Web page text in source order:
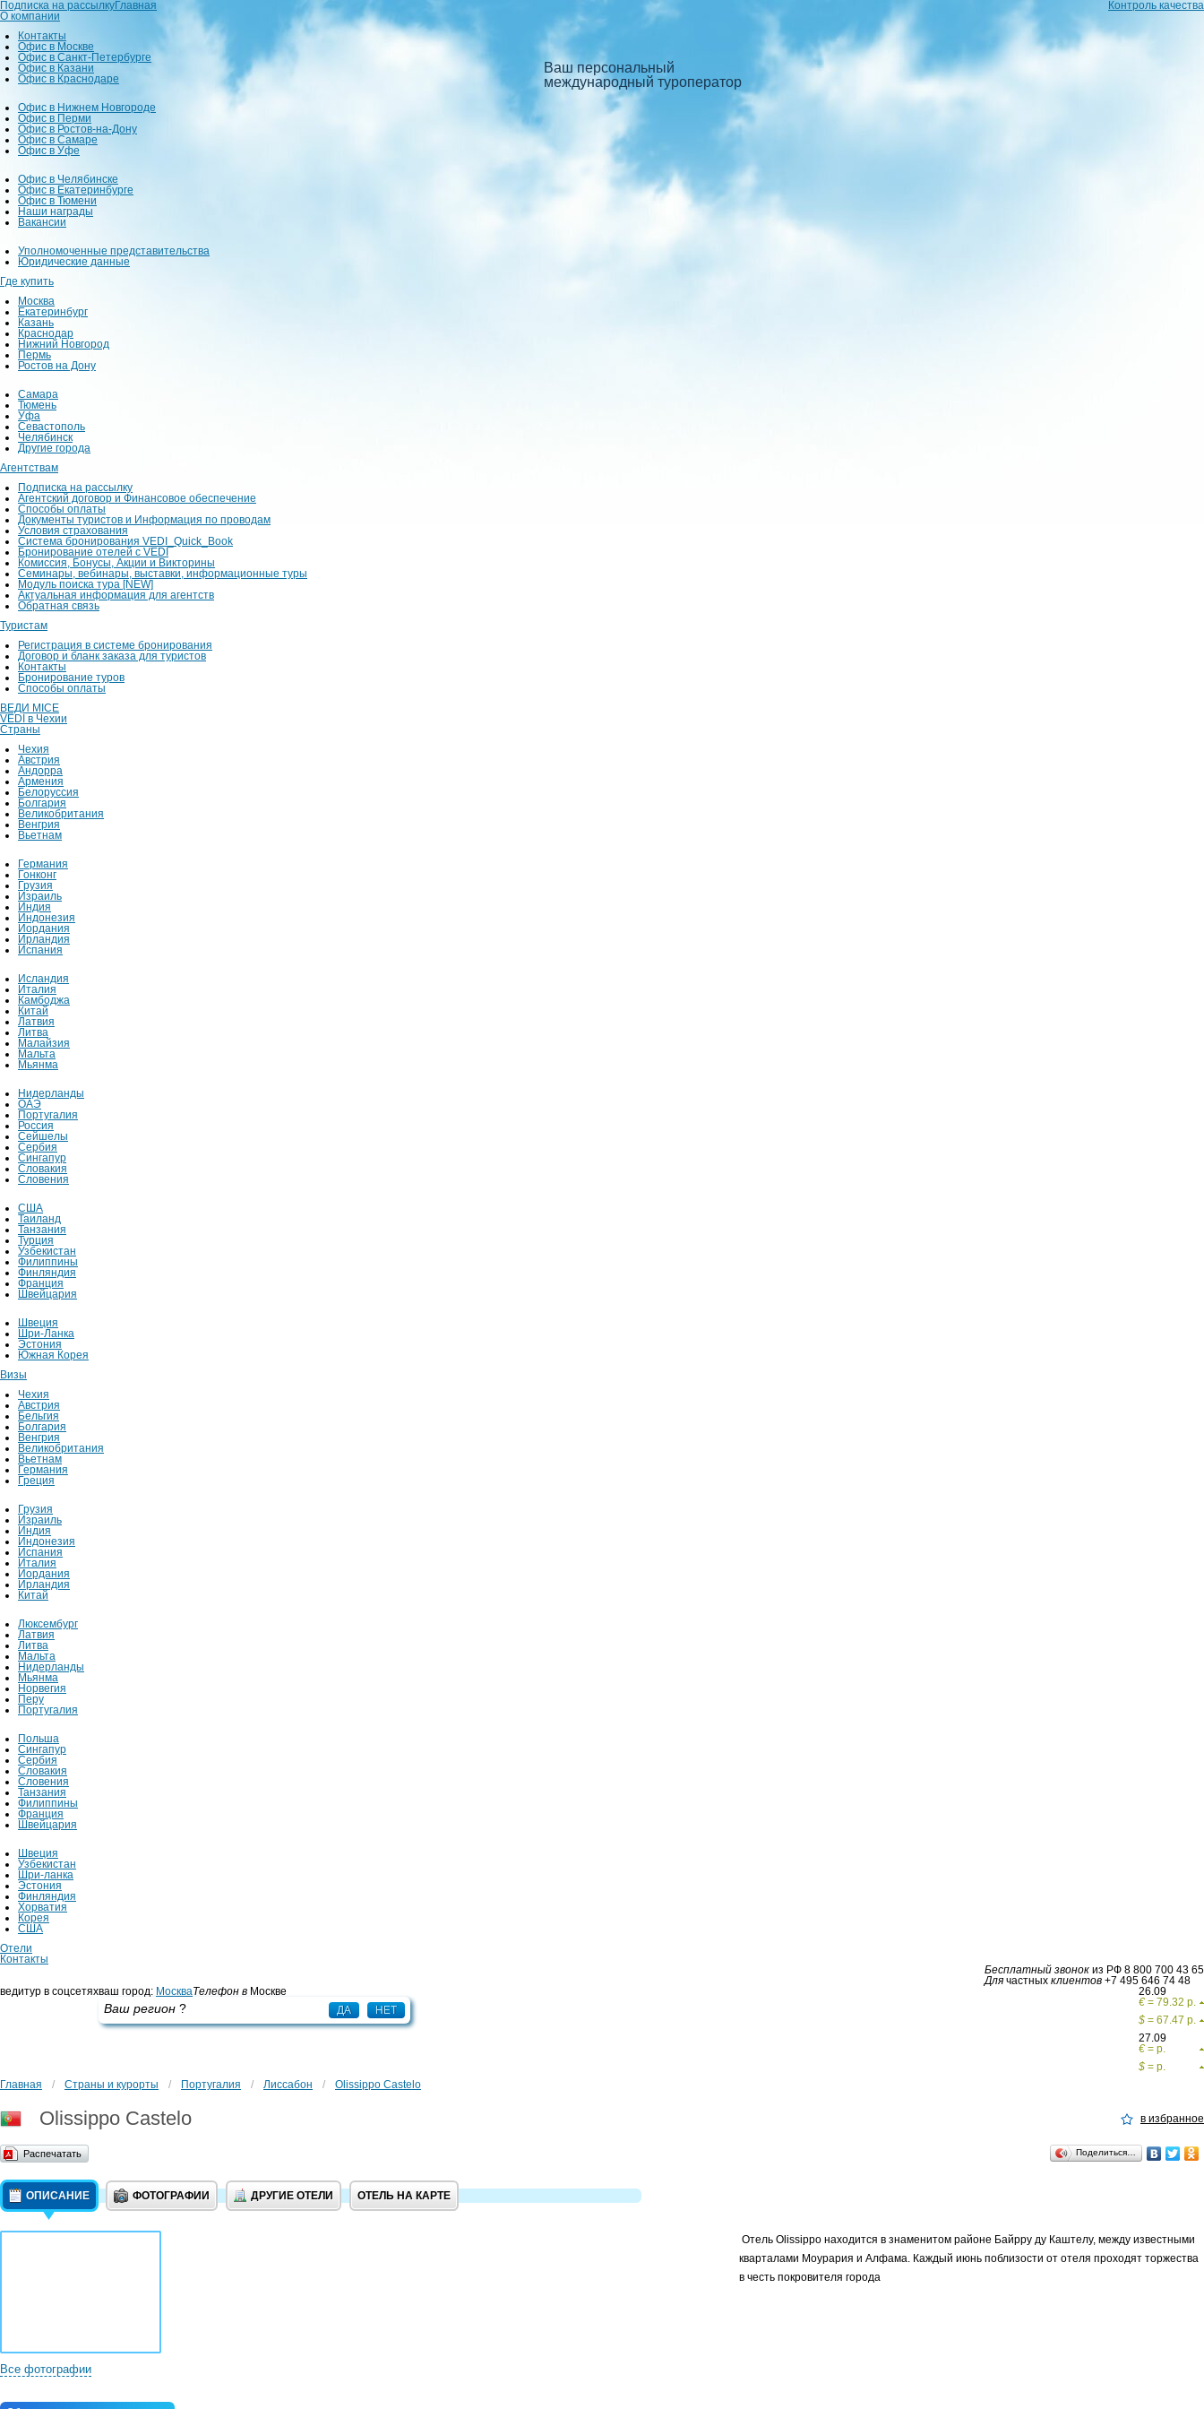
Подписка на рассылку Контроль качества
Главная
О компании
Контакты
Офис в Москве
Офис в Санкт-Петербурге
Офис в Казани
Офис в Краснодаре
Офис в Нижнем Новгороде
Офис в Перми
Офис в Ростов-на-Дону
Офис в Самаре
Офис в Уфе
Офис в Челябинске
Офис в Екатеринбурге
Офис в Тюмени
Наши награды
Вакансии
Уполномоченные представительства
Юридические данные
Где купить
Москва
Екатеринбург
Казань
Краснодар
Нижний Новгород
Пермь
Ростов на Дону
Самара
Тюмень
Уфа
Севастополь
Челябинск
Другие города
Агентствам
Подписка на рассылку
Агентский договор и Финансовое обеспечение
Способы оплаты
Документы туристов и Информация по проводам
Условия страхования
Система бронирования VEDI_Quick_Book
Бронирование отелей с VEDI
Комиссия, Бонусы, Акции и Викторины
Семинары, вебинары, выставки, информационные туры
Модуль поиска тура [NEW]
Актуальная информация для агентств
Обратная связь
Туристам
Регистрация в системе бронирования
Договор и бланк заказа для туристов
Контакты
Бронирование туров
Способы оплаты
ВЕДИ MICE
VEDI в Чехии
Страны
Чехия
Австрия
Андорра
Армения
Белоруссия
Болгария
Великобритания
Венгрия
Вьетнам
Германия
Гонконг
Грузия
Израиль
Индия
Индонезия
Иордания
Ирландия
Испания
Исландия
Италия
Камбоджа
Китай
Латвия
Литва
Малайзия
Мальта
Мьянма
Нидерланды
ОАЭ
Португалия
Россия
Сейшелы
Сербия
Сингапур
Словакия
Словения
США
Таиланд
Танзания
Турция
Узбекистан
Филиппины
Финляндия
Франция
Швейцария
Швеция
Шри-Ланка
Эстония
Южная Корея
Визы
Чехия
Австрия
Бельгия
Болгария
Венгрия
Великобритания
Вьетнам
Германия
Греция
Грузия
Израиль
Индия
Индонезия
Испания
Италия
Иордания
Ирландия
Китай
Люксембург
Латвия
Литва
Мальта
Нидерланды
Мьянма
Норвегия
Перу
Португалия
Польша
Сингапур
Сербия
Словакия
Словения
Танзания
Филиппины
Франция
Швейцария
Швеция
Узбекистан
Шри-ланка
Эстония
Финляндия
Хорватия
Корея
США
Отели
Контакты
Ваш персональный
международный туроператор
Бесплатный звонок из РФ 8 800 700 43 65
Для частных клиентов +7 495 646 74 48
ведитур в соцсетяхваш город: Москва
Ваш регион ? ДА НЕТ
Телефон в Москве
26.09
€ = 79.32 р.
$ = 67.47 р.
27.09
€ = р.
$ = р.
Главная
/ Страны и курорты / Португалия / Лиссабон / Olissippo Castelo
Olissippo Castelo в избранное
Распечатать Поделиться…
ОПИСАНИЕ ФОТОГРАФИИ ДРУГИЕ ОТЕЛИ ОТЕЛЬ НА КАРТЕ
Все фотографии
Отель Olissippo находится в знаменитом районе Байрру ду Каштелу, между известными
кварталами Моурария и Алфама. Каждый июнь поблизости от отеля проходят торжества
в честь покровителя города